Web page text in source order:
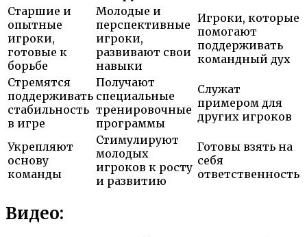
Старшие и
опытные
игроки,
готовые к
борьбе
Молодые и
перспективные
игроки,
развивают свои
навыки
Игроки, которые
помогают
поддерживать
командный дух
Стремятся
поддерживать
стабильность
в игре
Получают
специальные
тренировочные
программы
Служат
примером для
других игроков
Укрепляют
основу
команды
Стимулируют
молодых
игроков к росту
и развитию
Готовы взять на
себя
ответственность
Видео: